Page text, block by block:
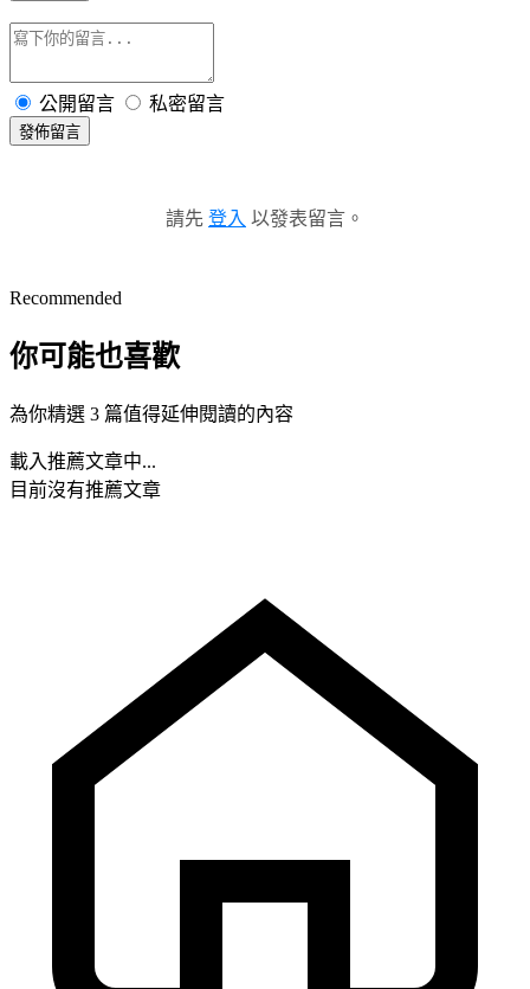
公開留言 私密留言
發佈留言
請先 登入 以發表留言。
Recommended
你可能也喜歡
為你精選 3 篇值得延伸閱讀的內容
載入推薦文章中...
目前沒有推薦文章